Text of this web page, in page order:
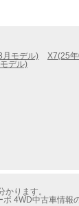
モデル)
X7(25
デル)
ります。
4WD中古車情報